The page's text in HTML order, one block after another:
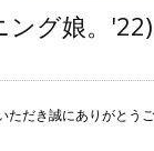
ング娘。
だき誠にありがとうご